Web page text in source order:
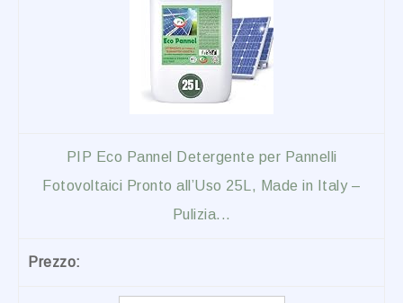
PIP Eco Pannel Detergente per Pannelli
Fotovoltaici Pronto all’Uso 25L, Made in Italy –
Pulizia...